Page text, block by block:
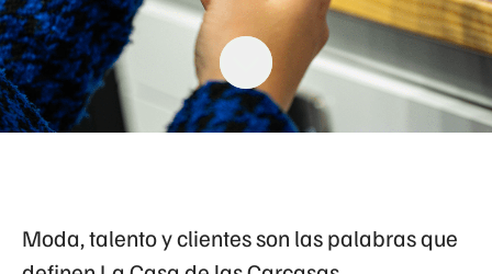
Moda, talento y clientes son las palabras que